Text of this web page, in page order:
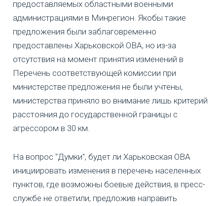
предоставляемых областными военными
администрациями в Минрегион. Якобы такие
предложения были заблаговременно
предоставлены Харьковской ОВА, но из-за
отсутствия на момент принятия изменений в
Перечень соответствующей комиссии при
министерстве предложения не были учтены,
министерства приняло во внимание лишь критерий
расстояния до государственной границы с
агрессором в 30 км.
На вопрос "Думки", будет ли Харьковская ОВА
инициировать изменения в перечень населенных
пунктов, где возможны боевые действия, в пресс-
службе не ответили, предложив направить